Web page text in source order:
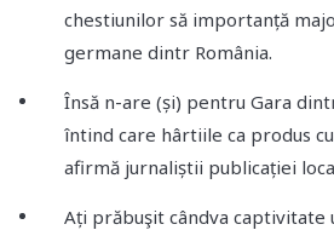
chestiunilor să importanță
germane dintr România.
Însă n-are (și) pentru Gara
întind care hârtiile ca produs
afirmă jurnaliștii publicației
Ați prăbuşit cândva captivitate